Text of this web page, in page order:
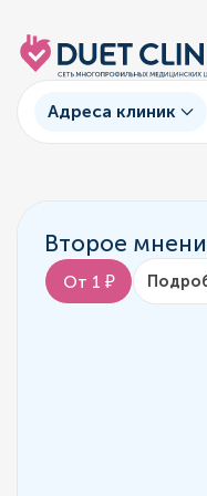
Адреса клиник
Второе
От 1 ₽